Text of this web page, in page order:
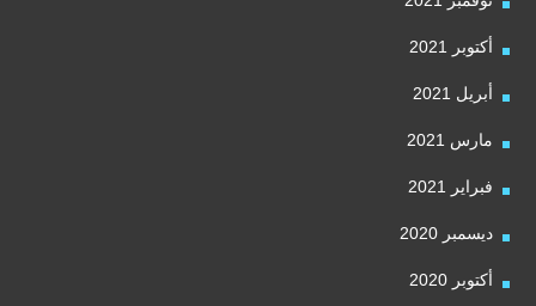
أكتوبر 2021
أبريل 2021
مارس 2021
فبراير 2021
ديسمبر 2020
أكتوبر 2020